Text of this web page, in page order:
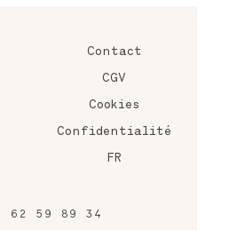
62 59 89 34
Contact
CGV
Cookies
Confidentialité
FR